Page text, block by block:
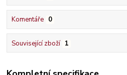
Komentáře 0
Související zboží 1